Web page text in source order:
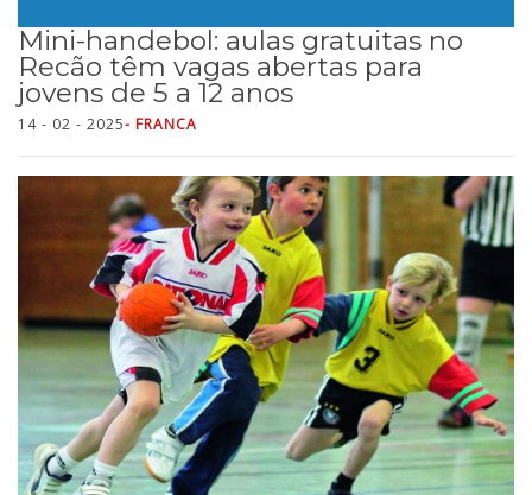
Mini-handebol: aulas gratuitas no
Recão têm vagas abertas para
jovens de 5 a 12 anos
14 - 02 - 2025- FRANCA